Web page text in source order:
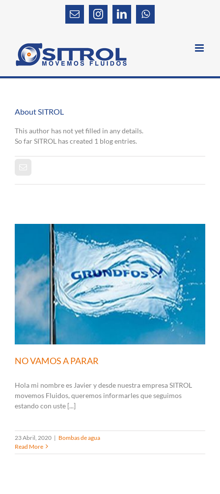
EmailInstagramLinkedInWhatsApp
TaDah
AboutSITROL
This author has not yet filled in any details.
So far SITROL has created 1 blog entries.
NO VAMOS A PARAR
Hola mi nombre es Javier y desde nuestra empresa SITROL
movemos Fluidos, queremos informarles que seguimos
estando con uste [...]
23 Abril, 2020 | Bombas de agua
Read More